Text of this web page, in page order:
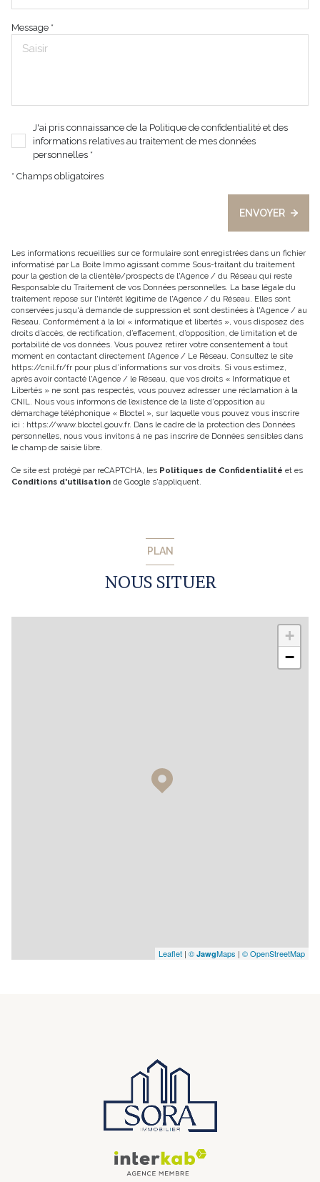
Message *
J'ai pris connaissance de la Politique de confidentialité et des
informations relatives au traitement de mes données
personnelles *
* Champs obligatoires
ENVOYER
Les informations recueillies sur ce formulaire sont enregistrées dans un fichier
informatisé par La Boite Immo agissant comme Sous-traitant du traitement
pour la gestion de la clientèle/prospects de l'Agence / du Réseau qui reste
Responsable du Traitement de vos Données personnelles. La base légale du
traitement repose sur l'intérêt légitime de l'Agence / du Réseau. Elles sont
conservées jusqu'à demande de suppression et sont destinées à l'Agence / au
Réseau. Conformément à la loi « informatique et libertés », vous disposez des
droits d’accès, de rectification, d’effacement, d’opposition, de limitation et de
portabilité de vos données. Vous pouvez retirer votre consentement à tout
moment en contactant directement l’Agence / Le Réseau. Consultez le site
https://cnil.fr/fr pour plus d’informations sur vos droits. Si vous estimez,
après avoir contacté l'Agence / le Réseau, que vos droits « Informatique et
Libertés » ne sont pas respectés, vous pouvez adresser une réclamation à la
CNIL. Nous vous informons de l’existence de la liste d'opposition au
démarchage téléphonique « Bloctel », sur laquelle vous pouvez vous inscrire
ici : https://www.bloctel.gouv.fr. Dans le cadre de la protection des Données
personnelles, nous vous invitons à ne pas inscrire de Données sensibles dans
le champ de saisie libre.
Ce site est protégé par reCAPTCHA, les Politiques de Confidentialité et es
Conditions d'utilisation de Google s'appliquent.
PLAN
NOUS SITUER
+
−
Leaflet | © JawgMaps | © OpenStreetMap